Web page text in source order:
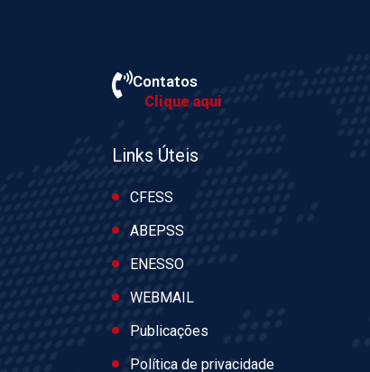
Contatos
Clique aqui
Links Úteis
CFESS
ABEPSS
ENESSO
WEBMAIL
Publicações
Política de privacidade